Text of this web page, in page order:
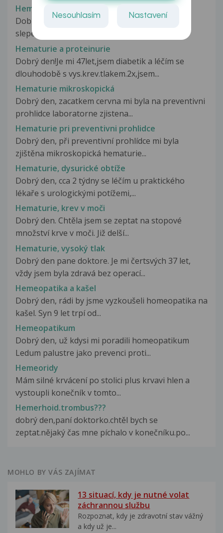
Hematurie a bílkovina v moči
Dobrý den, je mi 18 let a od 16 let - operace
slepého střeva mám stále zdravotní...
Hematurie a proteinurie
Dobrý den!Je mi 47let,jsem diabetik a léčím se
dlouhodobě s vys.krev.tlakem.2x,jsem...
Hematurie mikroskopická
Dobrý den, zacatkem cervna mi byla na preventivni
prohlidce laboratorne zjistena...
Hematurie pri preventivni prohlidce
Dobrý den, při preventivní prohlídce mi byla
zjištěna mikroskopická hematurie...
Hematurie, dysurické obtíže
Dobrý den, cca 2 týdny se léčím u praktického
lékaře s urologickými potížemi,...
Hematurie, krev v moči
Dobrý den. Chtěla jsem se zeptat na stopové
množství krve v moči. Již delší...
Hematurie, vysoký tlak
Dobrý den pane doktore. Je mi čertsvých 37 let,
vždy jsem byla zdravá bez operací...
Hemeopatika a kašel
Dobrý den, rádi by jsme vyzkoušeli homeopatika na
kašel. Syn 9 let trpí od...
Hemeopatikum
Dobrý den, už kdysi mi poradili homeopatikum
Ledum palustre jako prevenci proti...
Hemeoridy
Mám silné krvácení po stolici plus krvavi hlen a
vystoupli konečník v tomto...
Hemerhoid.trombus???
dobrý den,paní doktorko.chtěl bych se
zeptat.nějaký čas mne píchalo v konečníku.po...
MOHLO BY VÁS ZAJÍMAT
13 situací, kdy je nutné volat
záchrannou službu
Rozpoznat, kdy je zdravotní stav vážný
a kdy už je...
Nesouhlasím Nastavení